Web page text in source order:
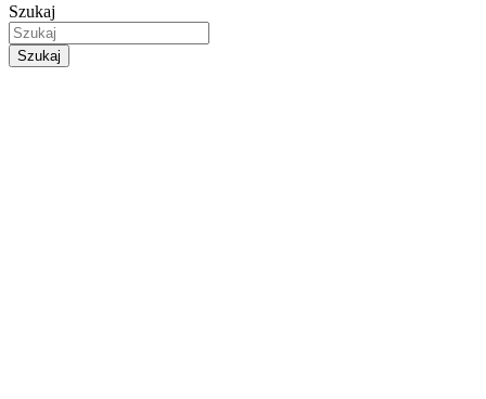
Szukaj
Szukaj